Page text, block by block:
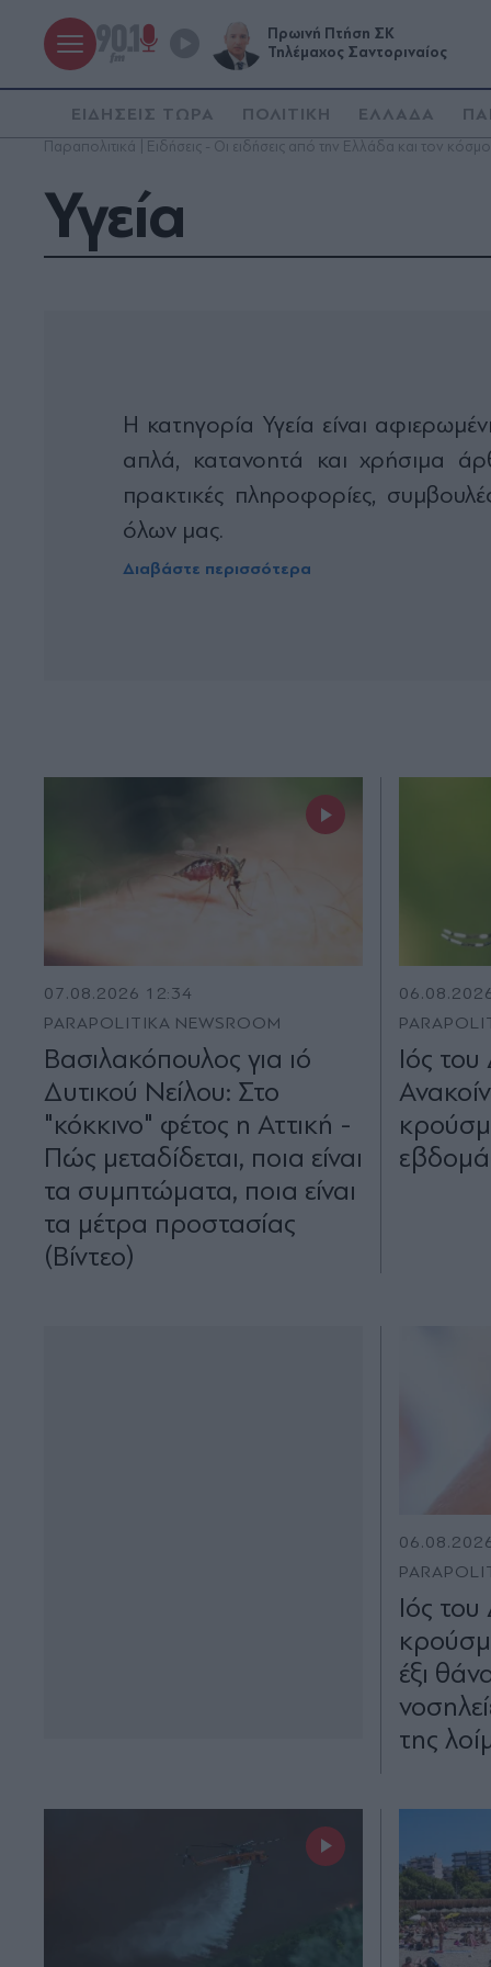
Πρωινή Πτήση ΣΚ
Τηλέμαχος Σαντοριναίος
ΕΙΔΗΣΕΙΣ ΤΩΡΑ ΠΟΛΙΤΙΚΗ ΕΛΛΑΔΑ
Παραπολιτικά | Ειδήσεις - Οι ειδήσεις από την Ελλάδα και τον κόσμο
Υγεία
Η κατηγορία Υγεία είναι
απλά, κατανοητά και χρήσιμα
πρακτικές πληροφορίες,
όλων μας.
Διαβάστε περισσότερα
07.08.2026 12:34
PARAPOLITIKA NEWSROOM
Βασιλακόπουλος για ιό
Δυτικού Νείλου: Στο
"κόκκινο" φέτος η Αττική -
Πώς μεταδίδεται, ποια είναι
τα συμπτώματα, ποια είναι
τα μέτρα προστασίας
(Βίντεο)
Ιός
Ιός
έξι
της